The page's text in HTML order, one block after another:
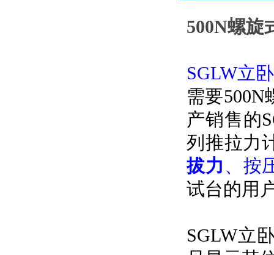
500N螺旋
SGLW立
需要500N
产销售的
列推拉力
拔力 、按
试台的用
SGLW立